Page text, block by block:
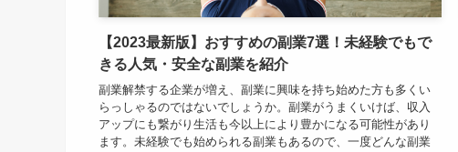
【2023最新版】おすすめの副業7選！未経験でもで
きる人気・安全な副業を紹介
副業解禁する企業が増え、副業に興味を持ち始めた方も多くい
らっしゃるのではないでしょうか。副業がうまくいけば、収入
アップにも繋がり生活も今以上により豊かになる可能性があり
ます。未経験でも始められる副業もあるので、一度どんな副業